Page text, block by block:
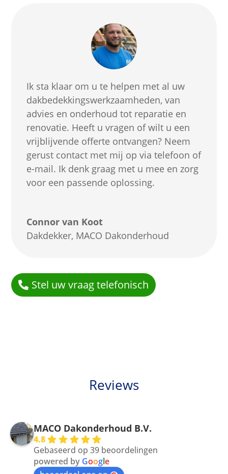
Ik sta klaar om u te helpen met al uw
dakbedekkingswerkzaamheden, van
advies en onderhoud tot reparatie en
renovatie. Heeft u vragen of wilt u een
vrijblijvende offerte ontvangen? Neem
gerust contact met mij op via telefoon of
e-mail. Ik denk graag met u mee en zorg
voor een passende oplossing.
Connor van Koot
Dakdekker, MACO Dakonderhoud
Stel uw vraag telefonisch
Reviews
MACO Dakonderhoud B.V.
4.8
Gebaseerd op 39 beoordelingen
powered by Google